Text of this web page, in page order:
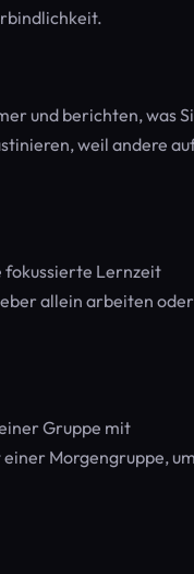
und berichten, was
weil andere
fokussierte Lernzeit
allein arbeiten oder
Gruppe mit
Morgengruppe, um